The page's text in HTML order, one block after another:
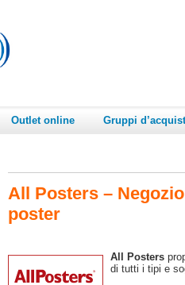
Outlet online Gruppi
All Posters –
poster
All Posters
di tutti i tipi e